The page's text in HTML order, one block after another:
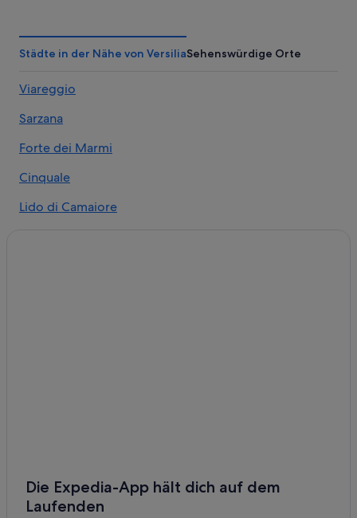
Städte in der Nähe von VersiliaSehenswürdige Orte
Viareggio
Sarzana
Forte dei Marmi
Cinquale
Lido di Camaiore
Marina di Carrara
Die Expedia-App hält dich auf dem
Laufenden